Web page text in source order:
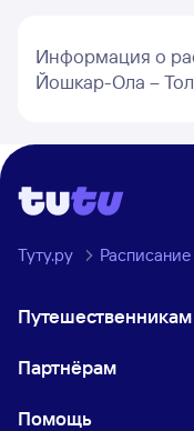
Информация о
Йошкар-Ола –
Туту.ру
Путешественникам
Партнёрам
Помощь